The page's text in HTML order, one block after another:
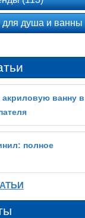
для душа и ванны
акриловую ванну в
полное